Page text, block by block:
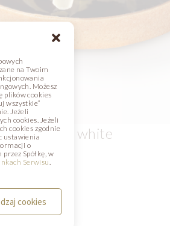
na Twoim
Możesz
plików cookies
wszystkie”
Jeżeli
cookies. Jeżeli
cookies zgodnie
ustawienia
o
Spółkę, w
Serwisu
cookies
- Shavings white